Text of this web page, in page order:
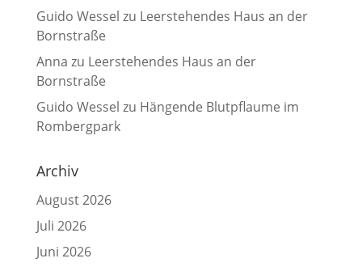
Guido Wessel zu Leerstehendes Haus an der
Bornstraße
Anna zu Leerstehendes Haus an der
Bornstraße
Guido Wessel zu Hängende Blutpflaume im
Rombergpark
Archiv
August 2026
Juli 2026
Juni 2026